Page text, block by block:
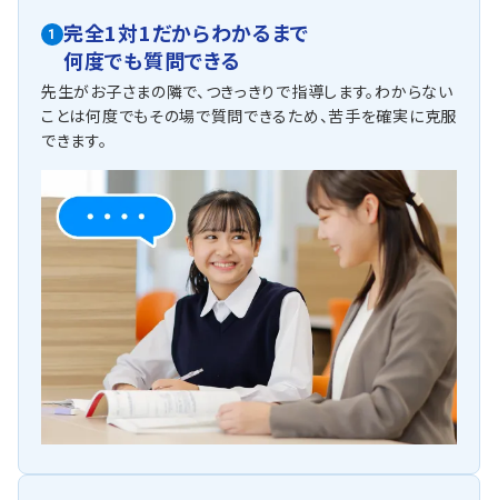
学校・マリスト学園中学校
1
完全1対1だからわかるまで
何度でも質問できる
先生がお子さまの隣で、つきっきりで指導します。わからない
ことは何度でもその場で質問できるため、苦手を確実に克服
できます。